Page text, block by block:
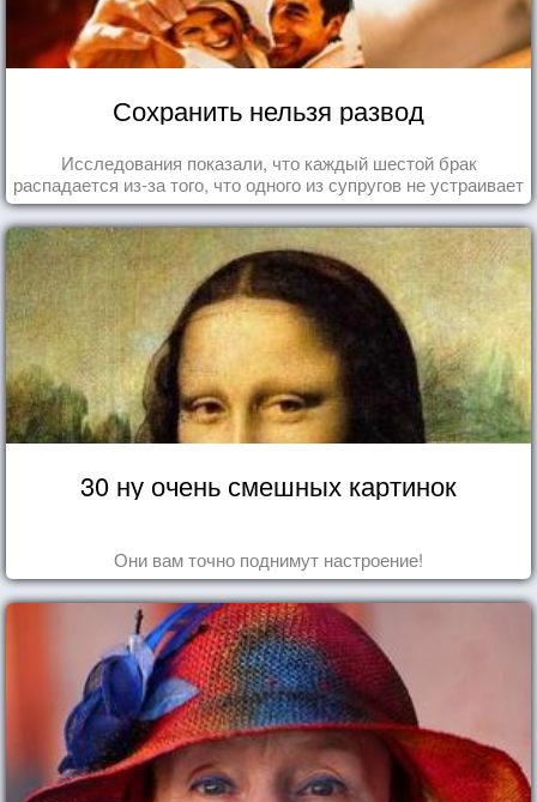
Сохранить нельзя развод
Исследования показали, что каждый шестой брак
распадается из-за того, что одного из супругов не устраивает
та роль, которая выпала ему в семье.
30 ну очень смешных картинок
Они вам точно поднимут настроение!